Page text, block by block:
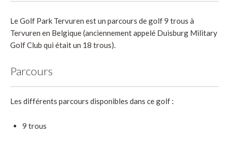
Le Golf Park Tervuren est un parcours de golf 9 trous à
Tervuren en Belgique (anciennement appelé Duisburg Military
Golf Club qui était un 18 trous).
Parcours
Les différents parcours disponibles dans ce golf :
9 trous